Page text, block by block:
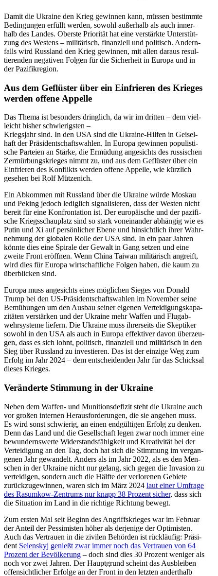
Damit die Ukraine den Krieg gewin­nen kann, müssen bestimmte
Bedin­gun­gen erfüllt werden, sowohl außer­halb als auch inner­
halb des Landes. Oberste Prio­ri­tät hat eine ver­stärkte Unter­stüt­
zung des Westens – mili­tä­risch, finan­zi­ell und poli­tisch. Andern­
falls wird Russ­land den Krieg gewin­nen, mit allen daraus resul­
tie­ren­den nega­ti­ven Folgen für die Sicher­heit in Europa und in
der Pazifikregion.
Aus dem Geflüs­ter über ein Ein­frie­ren des Krieges
werden offene Appelle
Das Thema ist beson­ders dring­lich, da wir im dritten – dem viel­
leicht bisher schwierigsten –
Kriegs­jahr sind. In den USA sind die Ukraine-Hilfen in Gei­sel­
haft der Prä­si­dent­schafts­wah­len. In Europa gewin­nen popu­lis­ti­
sche Par­teien an Stärke, die Ermü­dung ange­sichts des rus­si­schen
Zer­mür­bungs­krie­ges nimmt zu, und aus dem Geflüs­ter über ein
Ein­frie­ren des Kon­flikts werden offene Appelle, wie kürz­lich
gesehen bei Rolf Mützenich.
Ein Abkom­men mit Russ­land über die Ukraine würde Moskau
und Peking jedoch ledig­lich signa­li­sie­ren, dass der Westen nicht
bereit für eine Kon­fron­ta­tion ist. Der euro­päi­sche und der pazi­fi­
sche Kriegs­schau­platz sind so stark von­ein­an­der abhän­gig wie es
Putin und Xi auf per­sön­li­cher Ebene und hin­sicht­lich ihrer Wahr­
neh­mung der glo­ba­len Rolle der USA sind. In ein paar Jahren
könnte dies eine Spirale der Gewalt in Gang setzen und eine
zweite Front eröff­nen. Wenn China Taiwan mili­tä­risch angreift,
wird dies für Europa wirt­schaft­li­che Folgen haben, die kaum zu
über­bli­cken sind.
Europa muss ange­sichts eines mög­li­chen Sieges von Donald
Trump bei den US-Prä­si­dent­schafts­wah­len im Novem­ber seine
Bemü­hun­gen um den Ausbau seiner eigenen Ver­tei­di­gungs­ka­pa­
zi­tä­ten ver­stär­ken und der Ukraine mehr Waffen und Flug­ab­
wehr­sys­teme liefern. Die Ukraine muss ihrer­seits die Skep­ti­ker
sowohl in den USA als auch in Europa effek­ti­ver davon über­zeu­
gen, dass es sich lohnt, poli­tisch, finan­zi­ell und mili­tä­risch in den
Sieg über Russ­land zu inves­tie­ren. Das ist der einzige Weg zum
Erfolg im Jahr 2024 – dem ent­schei­den­den Jahr für das Schick­sal
dieses Krieges.
Ver­än­derte Stim­mung in der Ukraine
Neben dem Waffen- und Muni­ti­ons­de­fi­zit steht die Ukraine auch
vor großen inter­nen Her­aus­for­de­run­gen, die sie angehen muss.
Es wird sonst schwie­rig, an einen end­gül­ti­gen Erfolg zu denken.
Denn das Land und die Gesell­schaft legen zwar noch immer eine
bewun­derns­werte Wider­stands­fä­hig­keit und Krea­ti­vi­tät bei der
Ver­tei­di­gung an den Tag, doch hat sich die Stim­mung im ver­gan­
ge­nen Jahr gewan­delt. Anders als im Jahr 2022, als es den Men­
schen in der Ukraine nicht nur gelang, sich gegen die Inva­sion zu
ver­tei­di­gen, sondern auch die Hälfte der ver­lo­re­nen Gebiete
zurück­zu­ge­win­nen, waren sich im März 2024 laut einer Umfrage
des Ras­um­kow-Zen­trums nur knapp 38 Prozent sicher, dass sich
die Situa­tion im Land in die rich­tige Rich­tung bewegt.
Zum ersten Mal seit Beginn des Angriffs­krie­ges war im Februar
der Anteil der Pes­si­mis­ten höher als der­je­nige der Opti­mis­ten.
Auch das Ver­trauen in die zivilen Behör­den ist rück­läu­fig: Prä­si­
dent Selen­skyj genießt zwar immer noch das Ver­trauen von 64
Prozent der Bevöl­ke­rung – doch sind dies 30 Prozent weniger als
noch vor zwei Jahren. Der Haupt­grund scheint das Aus­blei­ben
offen­sicht­li­cher Erfolge an der Front in den letzten andert­halb